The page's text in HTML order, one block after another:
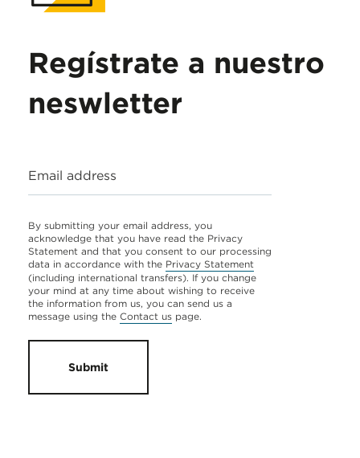
Regístrate a nuestro
neswletter
Email address
By submitting your email address, you
acknowledge that you have read the Privacy
Statement and that you consent to our processing
data in accordance with the Privacy Statement
(including international transfers). If you change
your mind at any time about wishing to receive
the information from us, you can send us a
message using the Contact us page.
Submit